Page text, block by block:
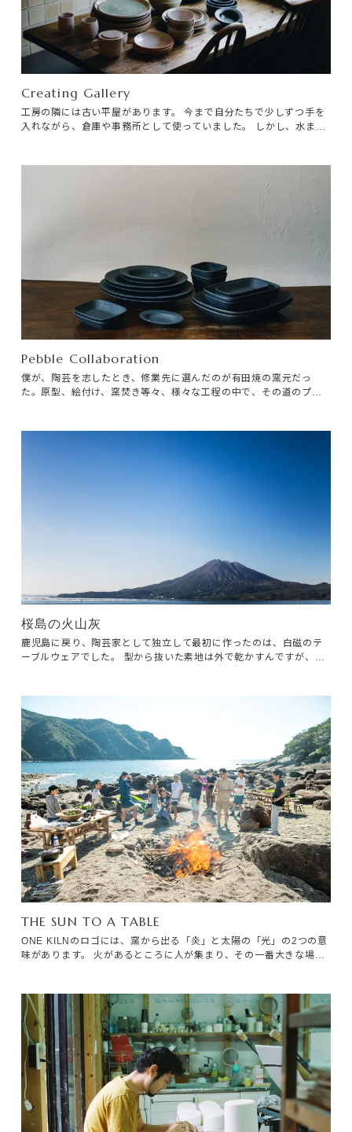
Creating Gallery
工房の隣には古い平屋があります。 今まで自分たちで少しずつ手を
入れながら、倉庫や事務所として使っていました。 しかし、水まわ
Pebble Collaboration
僕が、陶芸を志したとき、修業先に選んだのが有田焼の窯元だっ
た。原型、絵付け、窯焚き等々、様々な工程の中で、その道のプロ
桜島の火山灰
鹿児島に戻り、陶芸家として独立して最初に作ったのは、白磁のテ
ーブルウェアでした。 型から抜いた素地は外で乾かすんですが、そ
め、ビニールに詰めて工房に持ち帰りました。 ベースにしたのは、
黒や茶色に発色する鉄釉と呼ばれるベーシックな釉薬。 加える火山
灰の量や焼く時の温度などを納得がいくまで、色々と試しました。
ASHシリーズにはこの火山灰の釉薬が使われています。スレートグ
レーに発色した鉄釉の中で、星のように散らばる金属質の煌めく釉
薬。 焼く際に内と外との釉薬と干渉し合ったり、窯の中に置く位置
によって、個々に色味が変わるのは、工芸的な面白さ。自分好みの
風合いを見付けるのも、楽しみの一つです。
THE SUN TO A TABLE
ONE KILNのロゴには、窯から出る「炎」と太陽の「光」の2つの意
味があります。 火があるところに人が集まり、その一番大きな場所